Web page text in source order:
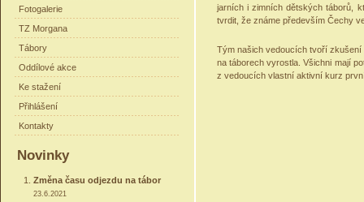
Fotogalerie
TZ Morgana
Tábory
Oddílové akce
Ke stažení
Přihlášení
Kontakty
Novinky
Změna času odjezdu na tábor
23.6.2021
jarních i zimních dětských táborů,
tvrdit, že známe především Čechy
Tým našich vedoucích tvoří
na táborech vyrostla. Všichni mají
z vedoucích vlastní aktivní kurz